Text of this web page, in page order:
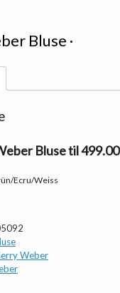
Bluse ·
Bluse til 499.00
Ecru/Weiss
Weber